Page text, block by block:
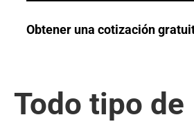
Obtener una cotización
Todo tipo de